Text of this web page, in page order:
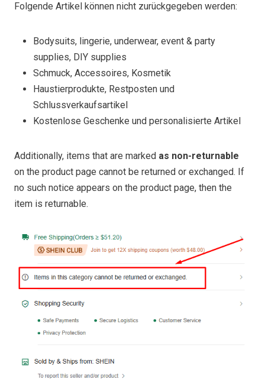
Folgende Artikel können nicht zurückgegeben werden:
Bodysuits, lingerie, underwear, event & party
supplies, DIY supplies
Schmuck, Accessoires, Kosmetik
Haustierprodukte, Restposten und
Schlussverkaufsartikel
Kostenlose Geschenke und personalisierte Artikel
Additionally, items that are marked as non-returnable
on the product page cannot be returned or exchanged. If
no such notice appears on the product page, then the
item is returnable.